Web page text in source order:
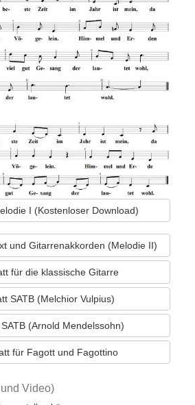
I (Kostenloser Download)
und Gitarrenakkorden (Melodie II)
für die klassische Gitarre
SATB (Melchior Vulpius)
(Arnold Mendelssohn)
für Fagott und Fagottino
Video)